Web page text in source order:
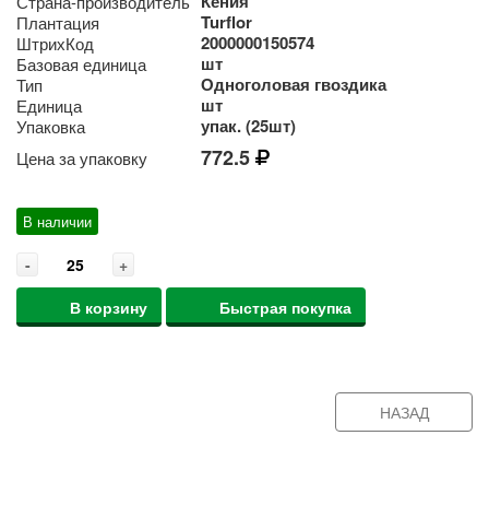
Плантация Turflor
ШтрихКод 2000000150574
Базовая единица шт
Тип Одноголовая гвоздика
Единица шт
Упаковка упак. (25шт)
Цена за упаковку 772.5
В наличии
-
+
В корзину
Быстрая покупка
НАЗАД